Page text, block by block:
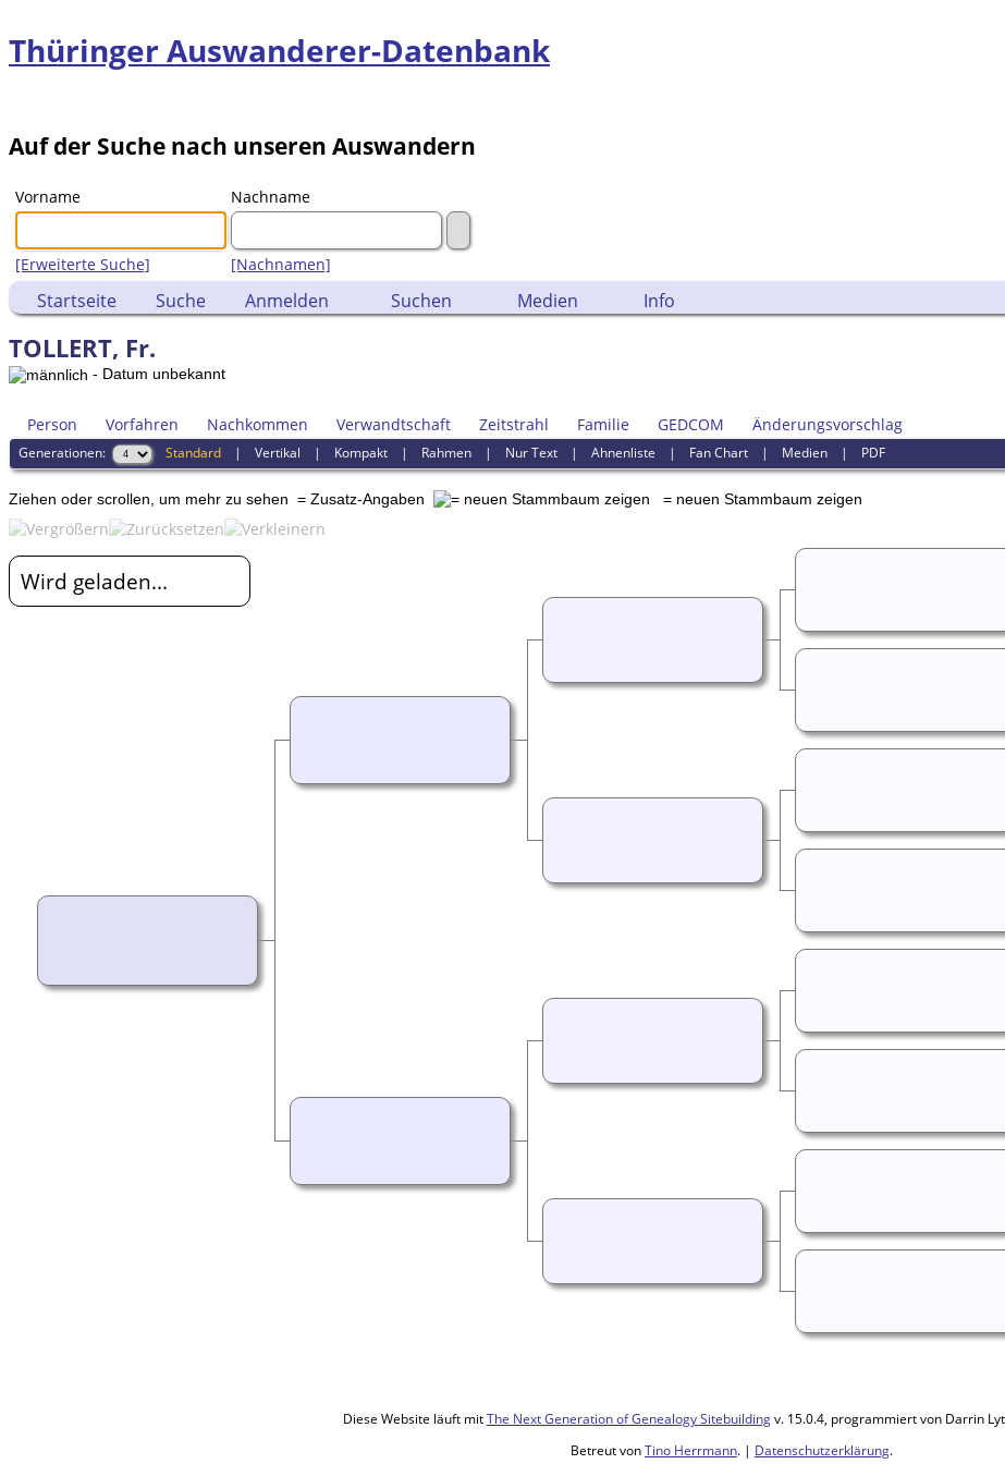
Thüringer Auswanderer-Datenbank
Auf der Suche nach unseren Auswandern
Vorname Nachname
[Erweiterte Suche] [Nachnamen]
Startseite Suche Anmelden Suchen Medien Info
TOLLERT, Fr.
- Datum unbekannt
Person Vorfahren Nachkommen Verwandtschaft Zeitstrahl Familie GEDCOM Änderungsvorschlag
Generationen: Standard |Vertikal | Kompakt | Rahmen | Nur Text |Ahnenliste | Fan Chart | Medien | PDF
Ziehen oder scrollen, um mehr zu sehen = Zusatz-Angaben = neuen Stammbaum zeigen
Wird geladen...
Diese Website läuft mitThe Next Generation of Genealogy Sitebuildingv. 15.0.4, programmiert von Darrin
Betreut vonTino Herrmann. | Datenschutzerklärung.